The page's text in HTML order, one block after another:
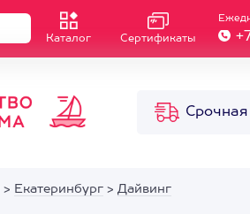
Каталог Сертификаты
Срочная
> Екатеринбург > Дайвинг